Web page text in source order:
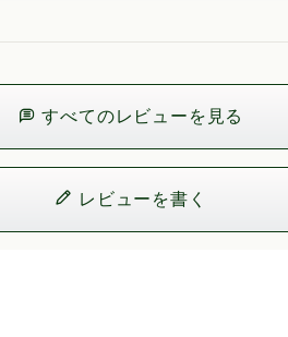
すべてのレビューを見る
レビューを書く